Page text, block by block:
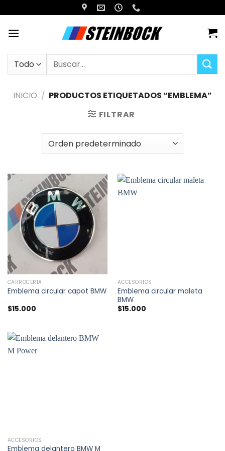
al
contenido
Buscar
INICIO / PRODUCTOS ETIQUETADOS “EMBLEMA”
FILTRAR
CARROCERÍA
Emblema circular capot BMW
$15.000
ACCESORIOS
Emblema circular maleta
BMW
$15.000
ACCESORIOS
Emblema delantero BMW M